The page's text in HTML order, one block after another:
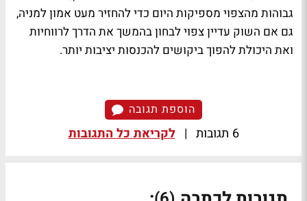
גבוהות מהצפוי מספיקות היום כדי להחזיר מעט אמון למניה,
גם אם השוק עדיין צפוי לבחון בהמשך את הדרך לרווחיות
ואת היכולת להפוך ביקושים להכנסות יציבות יותר.
הוספת תגובה
6 תגובות | לקריאת כל התגובות